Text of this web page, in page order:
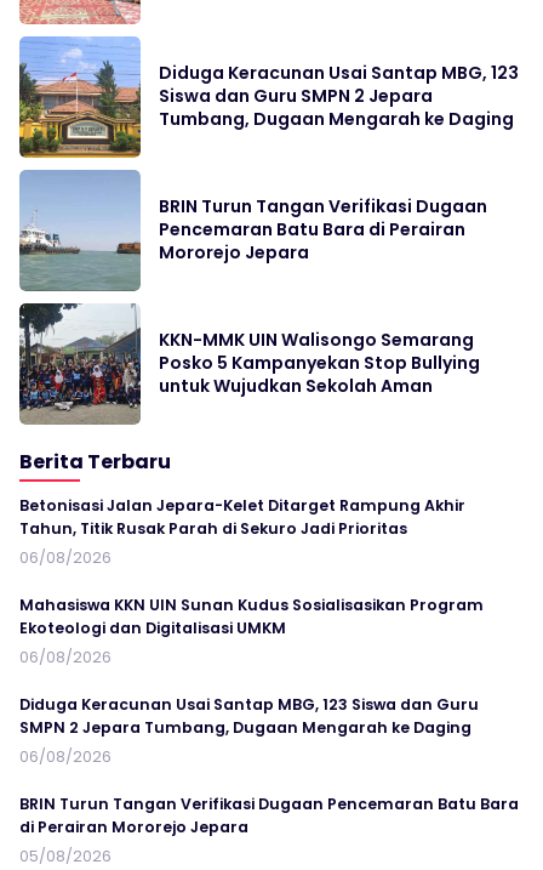
Diduga Keracunan Usai Santap MBG, 123
Siswa dan Guru SMPN 2 Jepara
Tumbang, Dugaan Mengarah ke Daging
BRIN Turun Tangan Verifikasi Dugaan
Pencemaran Batu Bara di Perairan
Mororejo Jepara
KKN-MMK UIN Walisongo Semarang
Posko 5 Kampanyekan Stop Bullying
untuk Wujudkan Sekolah Aman
Berita Terbaru
Betonisasi Jalan Jepara-Kelet Ditarget Rampung Akhir
Tahun, Titik Rusak Parah di Sekuro Jadi Prioritas
06/08/2026
Mahasiswa KKN UIN Sunan Kudus Sosialisasikan Program
Ekoteologi dan Digitalisasi UMKM
06/08/2026
Diduga Keracunan Usai Santap MBG, 123 Siswa dan Guru
SMPN 2 Jepara Tumbang, Dugaan Mengarah ke Daging
06/08/2026
BRIN Turun Tangan Verifikasi Dugaan Pencemaran Batu Bara
di Perairan Mororejo Jepara
05/08/2026